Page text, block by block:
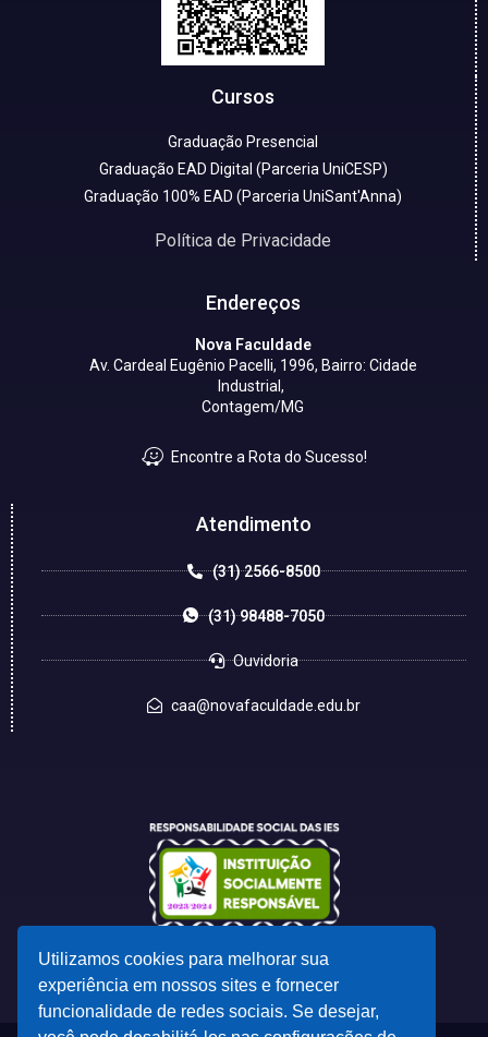
Cursos
Graduação Presencial
Graduação EAD Digital (Parceria UniCESP)
Graduação 100% EAD (Parceria UniSant'Anna)
Política de Privacidade
Endereços
Nova Faculdade
Av. Cardeal Eugênio Pacelli, 1996, Bairro: Cidade
Industrial,
Contagem/MG
Encontre a Rota do Sucesso!
Atendimento
(31) 2566-8500
(31) 98488-7050
Ouvidoria
caa@novafaculdade.edu.br
Utilizamos cookies para melhorar sua
experiência em nossos sites e fornecer
funcionalidade de redes sociais. Se desejar,